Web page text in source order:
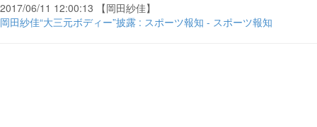
2017/06/11 12:00:13 【岡田紗佳】
岡田紗佳“大三元ボディー”披露 : スポーツ報知 - スポーツ報知